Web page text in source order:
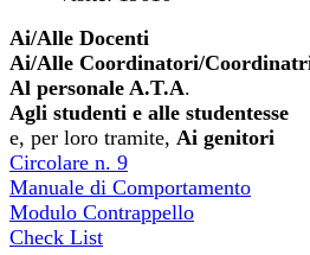
Ai/Alle Docenti
Ai/Alle Coordinatori/
Al personale A.T.A.
Agli studenti e alle studentesse
e, per loro tramite, Ai genitori
Circolare n. 9
Manuale di Comportamento
Modulo Contrappello
Check List